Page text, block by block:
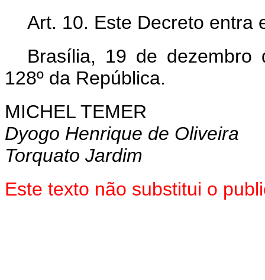
Art. 10. Este Decreto entra
Brasília, 19 de dezembro
128º da República.
MICHEL TEMER
Dyogo Henrique de Oliveira
Torquato Jardim
Este texto não substitui o